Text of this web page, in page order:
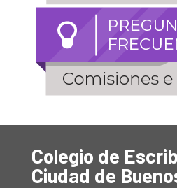
Colegio de
Ciudad de